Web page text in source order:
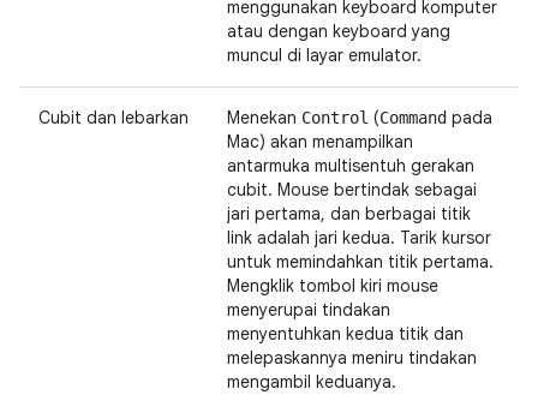
menggunakan keyboard komputer
atau dengan keyboard yang
muncul di layar emulator.
Cubit dan lebarkan Menekan Control (Command pada
Mac) akan menampilkan
antarmuka multisentuh gerakan
cubit. Mouse bertindak sebagai
jari pertama, dan berbagai titik
link adalah jari kedua. Tarik kursor
untuk memindahkan titik pertama.
Mengklik tombol kiri mouse
menyerupai tindakan
menyentuhkan kedua titik dan
melepaskannya meniru tindakan
mengambil keduanya.